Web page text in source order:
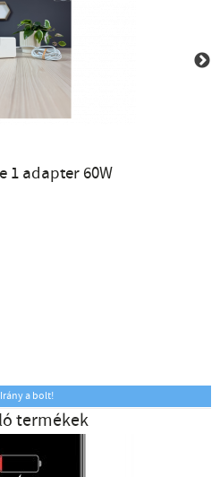
1 adapter 60W
Irány a bolt!
termékek